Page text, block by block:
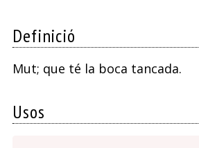
Definició
Mut; que té la boca tancada.
Usos